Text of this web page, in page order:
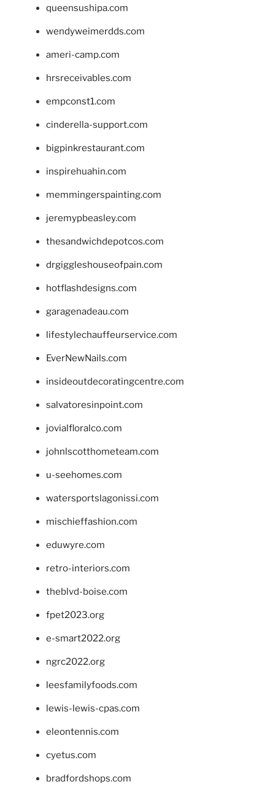
queensushipa.com
wendyweimerdds.com
ameri-camp.com
hrsreceivables.com
empconst1.com
cinderella-support.com
bigpinkrestaurant.com
inspirehuahin.com
memmingerspainting.com
jeremypbeasley.com
thesandwichdepotcos.com
drgiggleshouseofpain.com
hotflashdesigns.com
garagenadeau.com
lifestylechauffeurservice.com
EverNewNails.com
insideoutdecoratingcentre.com
salvatoresinpoint.com
jovialfloralco.com
johnlscotthometeam.com
u-seehomes.com
watersportslagonissi.com
mischieffashion.com
eduwyre.com
retro-interiors.com
theblvd-boise.com
fpet2023.org
e-smart2022.org
ngrc2022.org
leesfamilyfoods.com
lewis-lewis-cpas.com
eleontennis.com
cyetus.com
bradfordshops.com